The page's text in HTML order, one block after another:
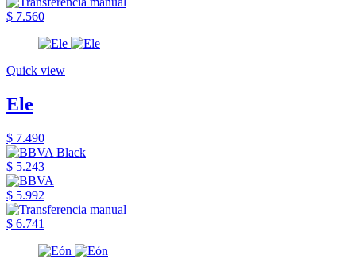
$ 7.560
Quick view
Ele
$ 7.490
$ 5.243
$ 5.992
$ 6.741